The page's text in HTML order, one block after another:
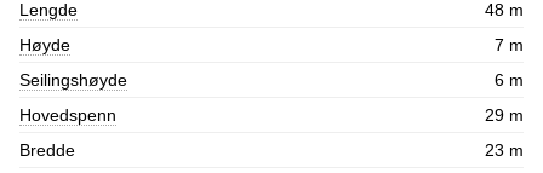
Lengde
48 m
Høyde
7 m
Seilingshøyde
6 m
Hovedspenn
29 m
Bredde
23 m